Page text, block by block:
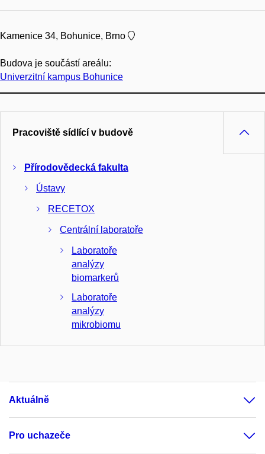
Kamenice 34, Bohunice, Brno
Budova je součástí areálu:
Univerzitní kampus Bohunice
Pracoviště sídlící v budově
Přírodovědecká fakulta
Ústavy
RECETOX
Centrální laboratoře
Laboratoře
analýzy
biomarkerů
Laboratoře
analýzy
mikrobiomu
Laboratoře
Datové služby
Aktuálně
Pro uchazeče